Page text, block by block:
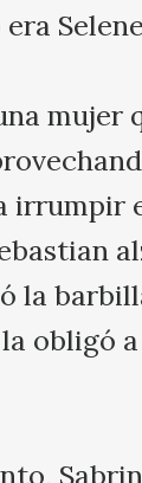
mujer
irrumpir
la
obligó